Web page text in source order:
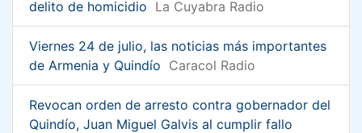
delito de homicidio La Cuyabra Radio
Viernes 24 de julio, las noticias más importantes
de Armenia y Quindío Caracol Radio
Revocan orden de arresto contra gobernador del
Quindío, Juan Miguel Galvis al cumplir fallo